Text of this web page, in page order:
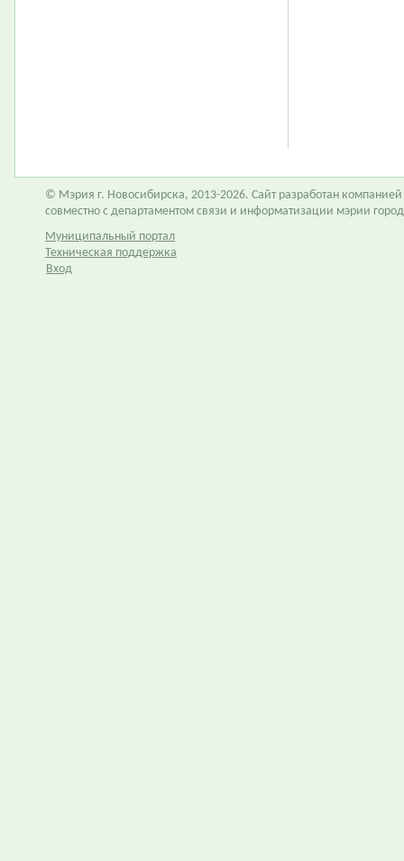
© Мэрия г. Новосибирска, 2013-2026. Сайт разработан компанией
совместно с департаментом связи и информатизации мэрии
Муниципальный портал
Техническая поддержка
Вход